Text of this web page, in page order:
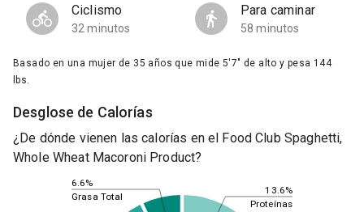
Ciclismo
32 minutos
Para caminar
58 minutos
Basado en una mujer de 35 años que mide 5'7" de alto y pesa 144
lbs.
Desglose de Calorías
¿De dónde vienen las calorías en el Food Club Spaghetti,
Whole Wheat Macoroni Product?
13.6%
6.6%
Proteínas
Grasa Total